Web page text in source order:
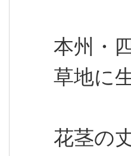
本州・
草地に
花茎の